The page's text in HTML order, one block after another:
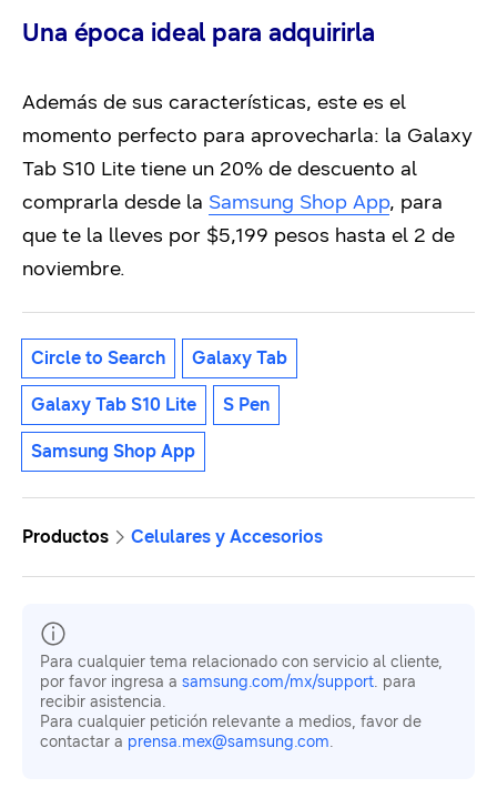
Una época ideal para adquirirla
Además de sus características, este es el
momento perfecto para aprovecharla: la Galaxy
Tab S10 Lite tiene un 20% de descuento al
comprarla desde la Samsung Shop App, para
que te la lleves por $5,199 pesos hasta el 2 de
noviembre.
Circle to Search Galaxy Tab
Galaxy Tab S10 Lite S Pen
Samsung Shop App
Productos Celulares y Accesorios
Para cualquier tema relacionado con servicio al cliente,
por favor ingresa a samsung.com/mx/support. para
recibir asistencia.
Para cualquier petición relevante a medios, favor de
contactar a prensa.mex@samsung.com.